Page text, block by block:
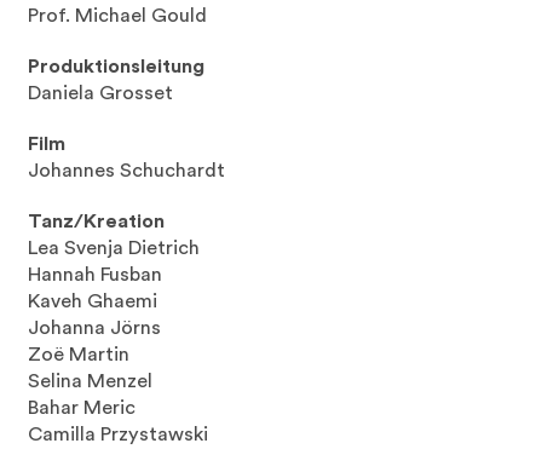
Prof. Michael Gould
Produktionsleitung
Daniela Grosset
Film
Johannes Schuchardt
Tanz/Kreation
Lea Svenja Dietrich
Hannah Fusban
Kaveh Ghaemi
Johanna Jörns
Zoë Martin
Selina Menzel
Bahar Meric
Camilla Przystawski